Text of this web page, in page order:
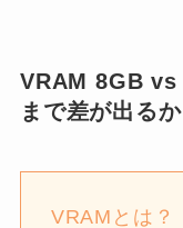
VRAM 8GB vs
まで差が出るか
VRAMとは？